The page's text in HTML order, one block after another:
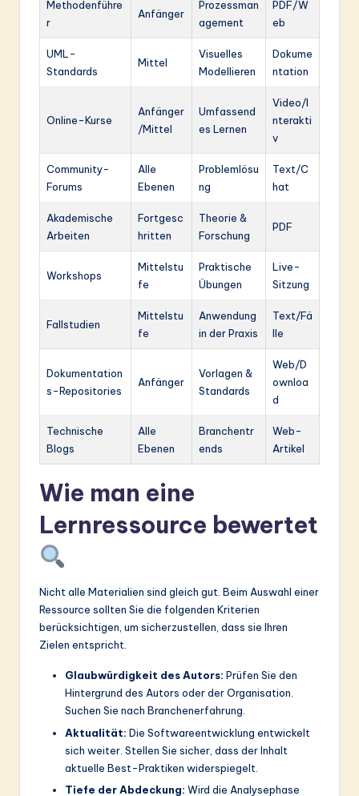
Methodenführe
r
Anfänger
Prozessman
agement
PDF/W
eb
UML-
Standards
Mittel
Visuelles
Modellieren
Dokume
ntation
Online-Kurse
Anfänger
/Mittel
Umfassend
es Lernen
Video/I
nterakti
v
Community-
Forums
Alle
Ebenen
Problemlösu
ng
Text/C
hat
Akademische
Arbeiten
Fortgesc
hritten
Theorie &
Forschung
PDF
Workshops
Mittelstu
fe
Praktische
Übungen
Live-
Sitzung
Fallstudien
Mittelstu
fe
Anwendung
in der Praxis
Text/Fä
lle
Dokumentation
s-Repositories
Anfänger
Vorlagen &
Standards
Web/D
ownloa
d
Technische
Blogs
Alle
Ebenen
Branchentr
ends
Web-
Artikel
Wie man eine
Lernressource bewertet
Nicht alle Materialien sind gleich gut. Beim Auswahl einer
Ressource sollten Sie die folgenden Kriterien
berücksichtigen, um sicherzustellen, dass sie Ihren
Zielen entspricht.
Glaubwürdigkeit des Autors: Prüfen Sie den
Hintergrund des Autors oder der Organisation.
Suchen Sie nach Branchenerfahrung.
Aktualität: Die Softwareentwicklung entwickelt
sich weiter. Stellen Sie sicher, dass der Inhalt
aktuelle Best-Praktiken widerspiegelt.
Tiefe der Abdeckung: Wird die Analysephase